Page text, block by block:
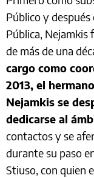
Público y
Pública,
de más de una
cargo como
2013, el
Nejamkis se
dedicarse al
contactos y se
durante su paso
Stiuso, con quien